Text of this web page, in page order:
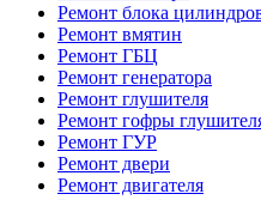
Ремонт блока
Ремонт вмятин
Ремонт ГБЦ
Ремонт генератора
Ремонт глушителя
Ремонт гофры
Ремонт ГУР
Ремонт двери
Ремонт двигателя